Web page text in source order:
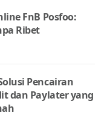
FnB Posfoo:
Ribet
Pencairan
dan Paylater yang